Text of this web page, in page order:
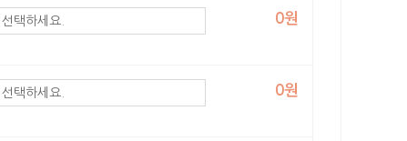
0원
0원